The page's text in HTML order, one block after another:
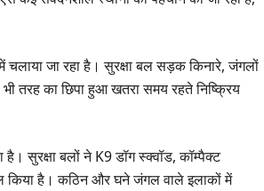
जा रहा है। सुरक्षा बल सड़क किनारे, जंगलों
तरह का छिपा हुआ खतरा समय रहते निष्क्रिय
सुरक्षा बलों ने K9 डॉग स्क्वॉड, कॉम्पैक्ट
किया है। कठिन और घने जंगल वाले इलाकों में